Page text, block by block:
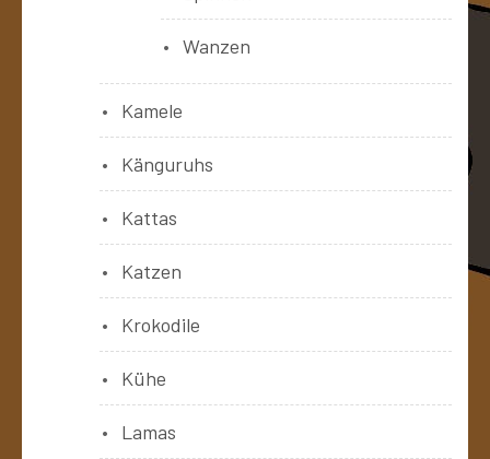
Wanzen
Kamele
Känguruhs
Kattas
Katzen
Krokodile
Kühe
Lamas